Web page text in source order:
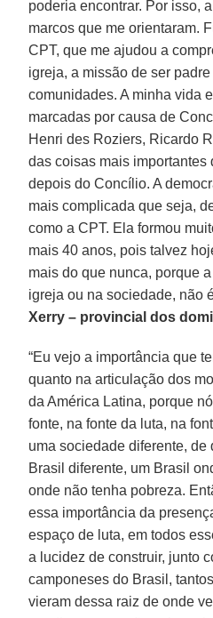
poderia encontrar. Por isso,
marcos que me orientaram.
CPT, que me ajudou a
igreja, a missão de ser
comunidades. A minha vida
marcadas por causa de
Henri des Roziers, Ricardo
das coisas mais importantes
depois do Concílio. A
mais complicada que seja,
como a CPT. Ela formou
mais 40 anos, pois talvez
mais do que nunca, porque
igreja ou na sociedade, não
Xerry – provincial dos
“Eu vejo a importância que
quanto na articulação dos
da América Latina, porque
fonte, na fonte da luta, na
uma sociedade diferente, de
Brasil diferente, um Brasil
onde não tenha pobreza.
essa importância da
espaço de luta, em todos
a lucidez de construir, junto
camponeses do Brasil,
vieram dessa raiz de onde